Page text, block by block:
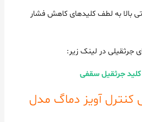
بالا به لطف کلیدهای کاهش فشار
جرثقیلی در لینک زیر:
کلید جرثقیل سقفی
آویز دماگ مدل